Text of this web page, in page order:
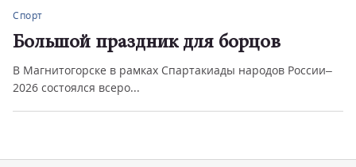
Спорт
Большой праздник для борцов
В Магнитогорске в рамках Спартакиады народов России–
2026 состоялся всеро...